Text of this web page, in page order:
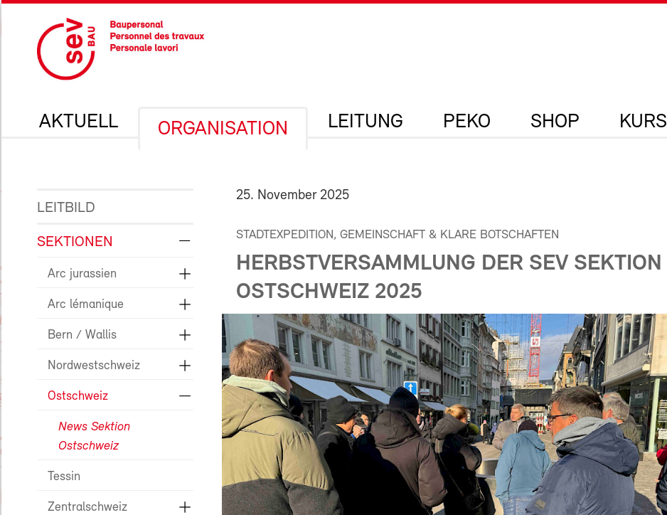
AKTUELL ORGANISATION LEITUNG PEKO SHOP KURS
LEITBILD
SEKTIONEN
Arc jurassien
Arc lémanique
Bern / Wallis
Nordwestschweiz
Ostschweiz
News Sektion
Ostschweiz
Tessin
Zentralschweiz
25. November 2025
STADTEXPEDITION, GEMEINSCHAFT & KLARE BOTSCHAFTEN
HERBSTVERSAMMLUNG DER SEV SEKTION
OSTSCHWEIZ 2025